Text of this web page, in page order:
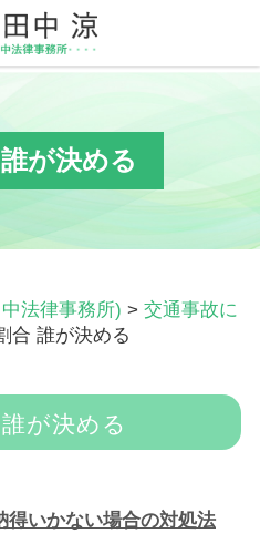
が決める
法律事務所) > 交通事故に
合 誰が決める
が決める
得いかない場合の対処法